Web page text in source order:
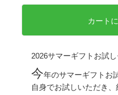
カート
2026サマーギフトお試し
今年のサマーギフトお
自身でお試しいただき、